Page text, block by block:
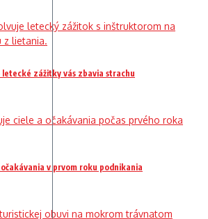
zážitky vás zbavia strachu
v prvom roku podnikania